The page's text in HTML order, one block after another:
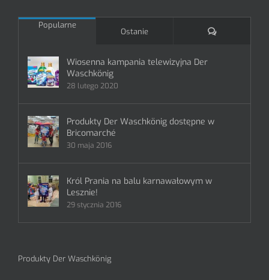
Popularne
Ostanie Komentarze
Wiosenna kampania telewizyjna Der
Waschkönig
28 lutego 2020
Produkty Der Waschkönig dostępne w
Bricomarché
30 maja 2016
Król Prania na balu karnawałowym w
Lesznie!
29 stycznia 2016
Produkty Der Waschkönig